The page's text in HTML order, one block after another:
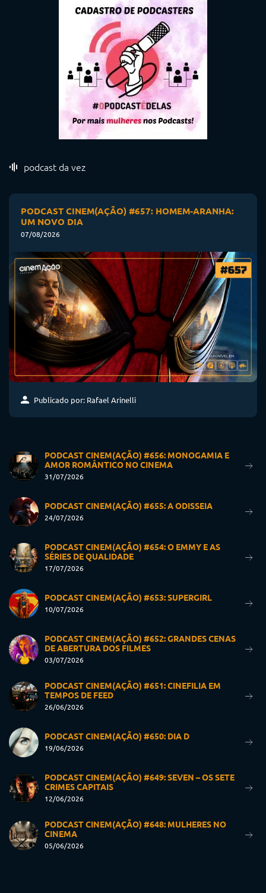
podcast da vez
PODCAST CINEM(AÇÃO) #657: HOMEM-ARANHA:
UM NOVO DIA
07/08/2026
Publicado por: Rafael Arinelli
PODCAST CINEM(AÇÃO) #656: MONOGAMIA E
AMOR ROMÂNTICO NO CINEMA
31/07/2026
PODCAST CINEM(AÇÃO) #655: A ODISSEIA
24/07/2026
PODCAST CINEM(AÇÃO) #654: O EMMY E AS
SÉRIES DE QUALIDADE
17/07/2026
PODCAST CINEM(AÇÃO) #653: SUPERGIRL
10/07/2026
PODCAST CINEM(AÇÃO) #652: GRANDES CENAS
DE ABERTURA DOS FILMES
03/07/2026
PODCAST CINEM(AÇÃO) #651: CINEFILIA EM
TEMPOS DE FEED
26/06/2026
PODCAST CINEM(AÇÃO) #650: DIA D
19/06/2026
PODCAST CINEM(AÇÃO) #649: SEVEN – OS SETE
CRIMES CAPITAIS
12/06/2026
PODCAST CINEM(AÇÃO) #648: MULHERES NO
CINEMA
05/06/2026